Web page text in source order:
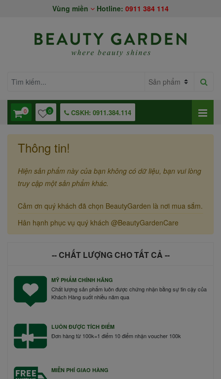
Vùng miền Hotline: 0911 384 114
0 0 CSKH: 0911.384.114
Thông tin!
Hiện sản phẩm này của bạn không có dữ liệu, bạn vui lòng
truy cập một sản phẩm khác.
Cảm ơn quý khách đã chọn BeautyGarden là nơi mua sắm.
Hân hạnh phục vụ quý khách @BeautyGardenCare
-- CHẤT LƯỢNG CHO TẤT CẢ --
MỸ PHẨM CHÍNH HÃNG
Chất lượng sản phẩm luôn được chứng nhận bằng sự tin cậy của
Khách Hàng suốt nhiều năm qua
LUÔN ĐƯỢC TÍCH ĐIỂM
Đơn hàng từ 100k=1 điểm 10 điểm nhận voucher 100k
MIỄN PHÍ GIAO HÀNG